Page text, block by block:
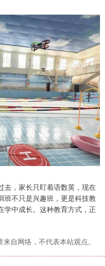
去，家长只盯着语数英，现在
班不只是兴趣班，更是科技教
学中成长。这种教育方式，正
自网络，不代表本站观点。